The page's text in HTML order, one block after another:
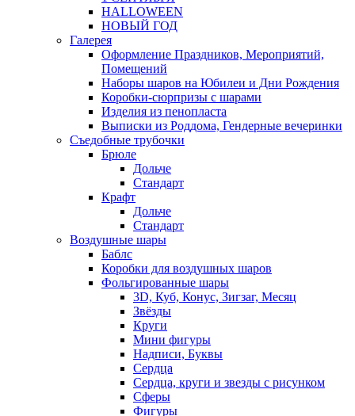
HALLOWEEN
НОВЫЙ ГОД
Галерея
Оформление Праздников, Мероприятий,
Помещений
Наборы шаров на Юбилеи и Дни Рождения
Коробки-сюрпризы с шарами
Изделия из пенопласта
Выписки из Роддома, Гендерные вечеринки
Съедобные трубочки
Брюле
Дольче
Стандарт
Крафт
Дольче
Стандарт
Воздушные шары
Баблс
Коробки для воздушных шаров
Фольгированные шары
3D, Куб, Конус, Зигзаг, Месяц
Звёзды
Круги
Мини фигуры
Надписи, Буквы
Сердца
Сердца, круги и звезды с рисунком
Сферы
Фигуры